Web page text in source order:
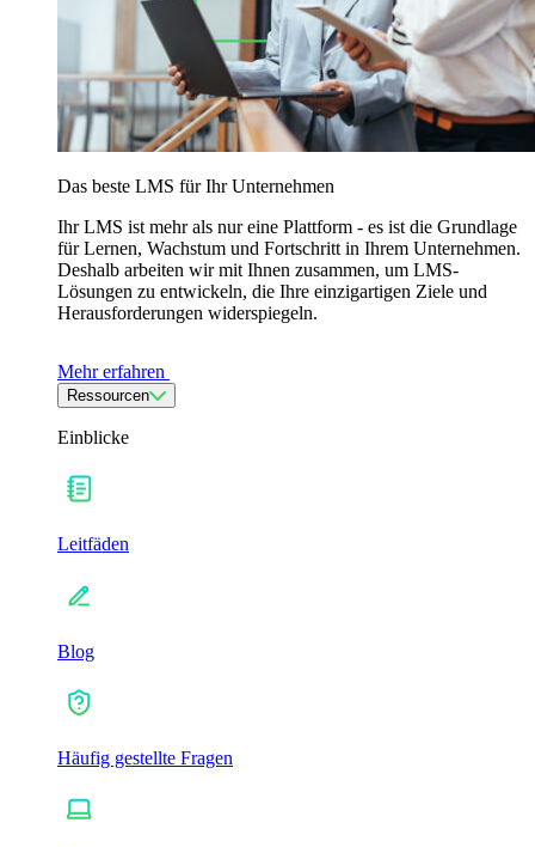
Das beste LMS für Ihr Unternehmen
Ihr LMS ist mehr als nur eine Plattform - es ist die Grundlage
für Lernen, Wachstum und Fortschritt in Ihrem Unternehmen.
Deshalb arbeiten wir mit Ihnen zusammen, um LMS-
Lösungen zu entwickeln, die Ihre einzigartigen Ziele und
Herausforderungen widerspiegeln.
Mehr erfahren
Ressourcen
Einblicke
Leitfäden
Blog
Häufig gestellte Fragen